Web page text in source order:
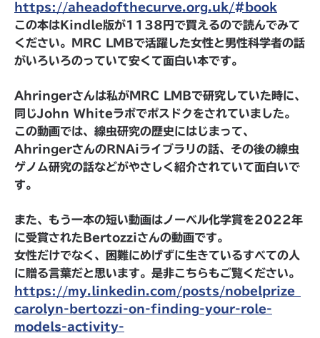
https://aheadofthecurve.org.uk/#book
この本はKindle版が1138円で買えるので読んでみて
ください。MRC LMBで活躍した女性と男性科学者の話
がいろいろのっていて安くて面白い本です。
Ahringerさんは私がMRC LMBで研究していた時に、
同じJohn Whiteラボでポスドクをされていました。
この動画では、線虫研究の歴史にはじまって、
AhringerさんのRNAiライブラリの話、その後の線虫
ゲノム研究の話などがやさしく紹介されていて面白いで
す。
また、もう一本の短い動画はノーベル化学賞を2022年
に受賞されたBertozziさんの動画です。
女性だけでなく、困難にめげずに生きているすべての人
に贈る言葉だと思います。是非こちらもご覧ください。
https://my.linkedin.com/posts/nobelprize_
carolyn-bertozzi-on-finding-your-role-
models-activity-